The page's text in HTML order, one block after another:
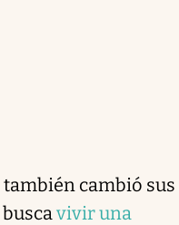
cambió sus
vivir una